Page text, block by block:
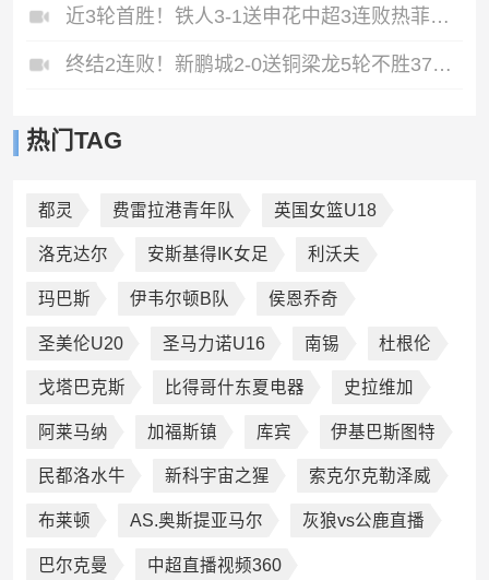
近3轮首胜！铁人3-1送申花中超3连败热菲尼奥双响邦本宜裕传射
终结2连败！新鹏城2-0送铜梁龙5轮不胜37岁姜至鹏破门韦斯利建功
热门TAG
都灵 费雷拉港青年队 英国女篮U18
洛克达尔 安斯基得IK女足 利沃夫
玛巴斯 伊韦尔顿B队 侯恩乔奇
圣美伦U20 圣马力诺U16 南锡 杜根伦
戈塔巴克斯 比得哥什东夏电器 史拉维加
阿莱马纳 加福斯镇 库宾 伊基巴斯图特
民都洛水牛 新科宇宙之猩 索克尔克勒泽威
布莱顿 AS.奥斯提亚马尔 灰狼vs公鹿直播
巴尔克曼 中超直播视频360